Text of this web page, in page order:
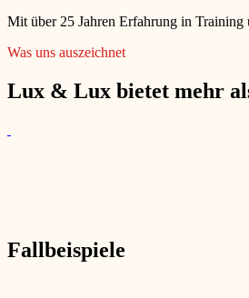
Mit über 25 Jahren Erfahrung in Training
Was uns auszeichnet
Lux & Lux bietet mehr
Fallbeispiele